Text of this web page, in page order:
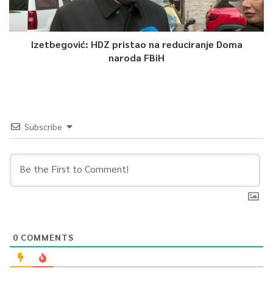
Izetbegović: HDZ pristao na reduciranje Doma
naroda FBiH
Subscribe
0 COMMENTS